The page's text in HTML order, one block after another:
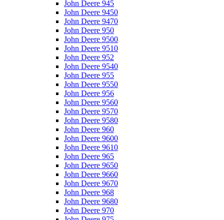
John Deere 945
John Deere 9450
John Deere 9470
John Deere 950
John Deere 9500
John Deere 9510
John Deere 952
John Deere 9540
John Deere 955
John Deere 9550
John Deere 956
John Deere 9560
John Deere 9570
John Deere 9580
John Deere 960
John Deere 9600
John Deere 9610
John Deere 965
John Deere 9650
John Deere 9660
John Deere 9670
John Deere 968
John Deere 9680
John Deere 970